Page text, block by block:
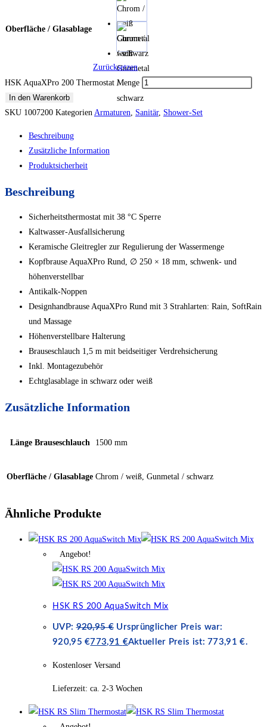
Oberfläche / Glasablage
Chrom /
weiß
Gunmetal
/
schwarz
Zurücksetzen
HSK AquaXPro 200 Thermostat Menge
In den Warenkorb
SKU 1007200 Kategorien Armaturen, Sanitär, Shower-Set
Beschreibung
Zusätzliche Information
Produktsicherheit
Beschreibung
Sicherheitsthermostat mit 38 °C Sperre
Kaltwasser-Ausfallsicherung
Keramische Gleitregler zur Regulierung der Wassermenge
Kopfbrause AquaXPro Rund, ∅ 250 × 18 mm, schwenk- und
höhenverstellbar
Antikalk-Noppen
Designhandbrause AquaXPro Rund mit 3 Strahlarten: Rain, SoftRain
und Massage
Höhenverstellbare Halterung
Brauseschlauch 1,5 m mit beidseitiger Verdrehsicherung
Inkl. Montagezubehör
Echtglasablage in schwarz oder weiß
Zusätzliche Information
Länge Brauseschlauch 1500 mm
Oberfläche / Glasablage Chrom / weiß, Gunmetal / schwarz
Ähnliche Produkte
Angebot!
HSK RS 200 AquaSwitch Mix
UVP: 920,95€ Ursprünglicher Preis war:
920,95 €773,91 €Aktueller Preis ist: 773,91 €.
Kostenloser Versand
Lieferzeit: ca. 2-3 Wochen